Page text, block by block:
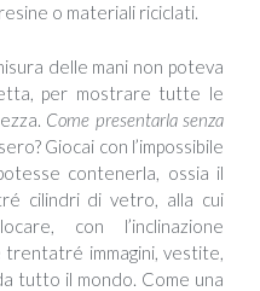
o materiali riciclati.
delle mani non poteva
per mostrare tutte le
Come presentarla senza
Giocai con l’impossibile
contenerla, ossia il
cilindri di vetro, alla cui
con l’inclinazione
immagini, vestite,
tutto il mondo. Come una